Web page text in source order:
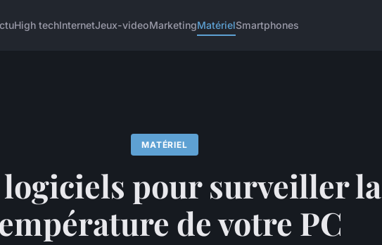
High techInternetJeux-videoMarketingMatérielSmartphones
MATÉRIEL
logiciels pour surveiller la
de votre PC